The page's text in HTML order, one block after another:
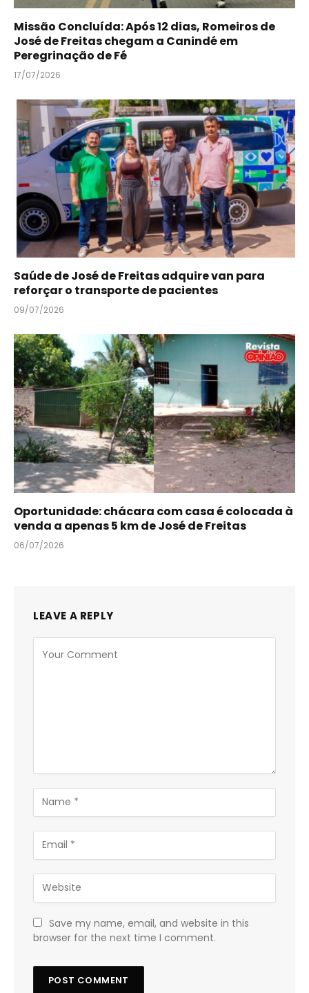
Missão Concluída: Após 12 dias, Romeiros de
José de Freitas chegam a Canindé em
Peregrinação de Fé
17/07/2026
Saúde de José de Freitas adquire van para
reforçar o transporte de pacientes
09/07/2026
Oportunidade: chácara com casa é colocada à
venda a apenas 5 km de José de Freitas
06/07/2026
LEAVE A REPLY
Save my name, email, and website in this
browser for the next time I comment.